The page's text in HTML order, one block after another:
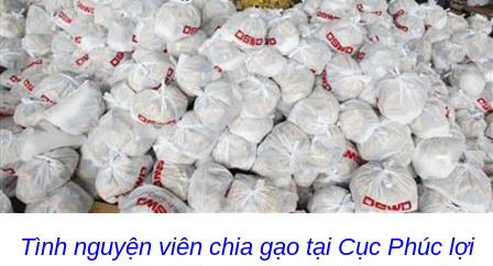
Tình nguyện viên chia gạo tại Cục Phúc lợi